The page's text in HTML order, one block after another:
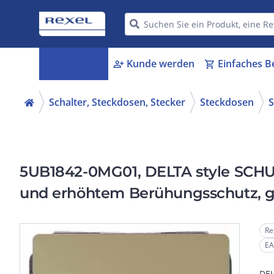
person_add Kunde werden shopping_cart Einfaches
Schalter, Steckdosen, Stecker Steckdosen
5UB1842-0MG01, DELTA style
und erhöhtem Berühungsschutz,